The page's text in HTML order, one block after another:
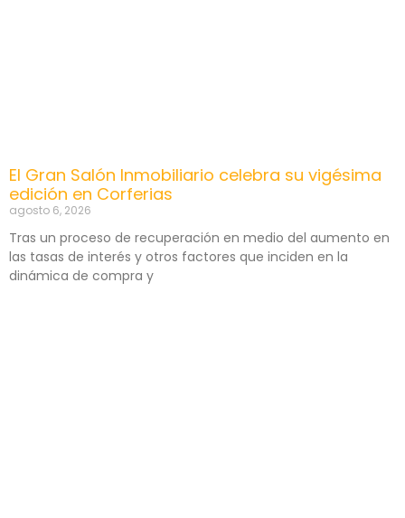
El Gran Salón Inmobiliario celebra su vigésima
edición en Corferias
agosto 6, 2026
Tras un proceso de recuperación en medio del aumento en
las tasas de interés y otros factores que inciden en la
dinámica de compra y